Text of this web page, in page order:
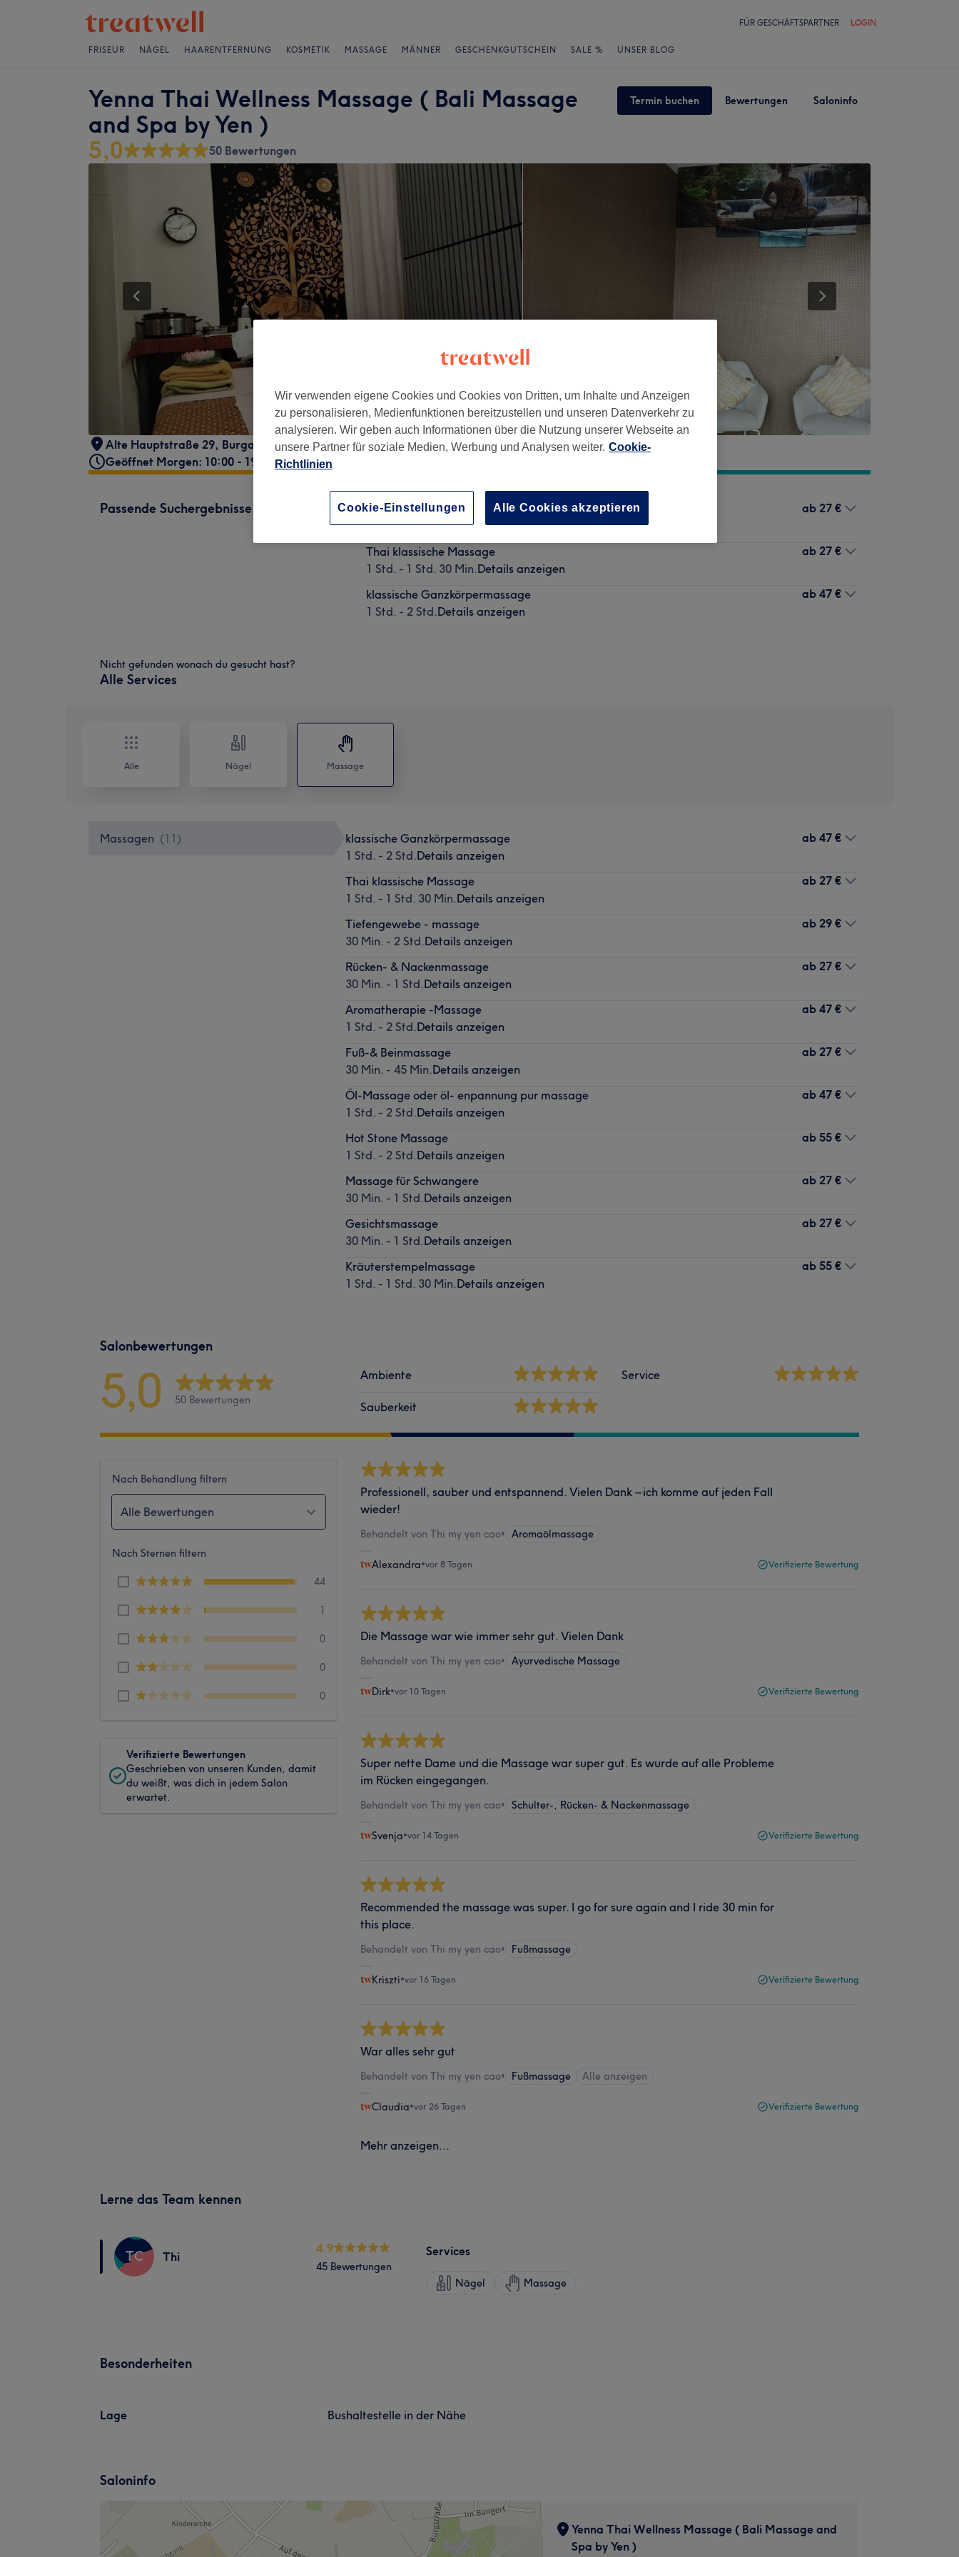
FÜR GESCHÄFTSPARTNER LOGIN
FRISEUR NÄGEL HAARENTFERNUNG KOSMETIK MASSAGE MÄNNER GESCHENKGUTSCHEIN SALE % UNSER BLOG
Yenna Thai Wellness Massage ( Bali Massage
and Spa by Yen )
Termin buchen Bewertungen Saloninfo
5,0 50 Bewertungen
Alte Hauptstraße 29, Burgaltendorf, Essen, 45289
Geöffnet Morgen: 10:00 - 19:00
Passende Suchergebnisse
Rücken- & Nackenmassage
30 Min. - 1 Std.Details anzeigen
ab 27 €
Thai klassische Massage
1 Std. - 1 Std. 30 Min.Details anzeigen
ab 27 €
klassische Ganzkörpermassage
1 Std. - 2 Std.Details anzeigen
ab 47 €
Nicht gefunden wonach du gesucht hast?
Alle Services
Alle Nägel Massage
Massagen (11 )
klassische Ganzkörpermassage
1 Std. - 2 Std.Details anzeigen
ab 47 €
Thai klassische Massage
1 Std. - 1 Std. 30 Min.Details anzeigen
ab 27 €
Tiefengewebe - massage
30 Min. - 2 Std.Details anzeigen
ab 29 €
Rücken- & Nackenmassage
30 Min. - 1 Std.Details anzeigen
ab 27 €
Aromatherapie -Massage
1 Std. - 2 Std.Details anzeigen
ab 47 €
Fuß-& Beinmassage
30 Min. - 45 Min.Details anzeigen
ab 27 €
Öl-Massage oder öl- enpannung pur massage
1 Std. - 2 Std.Details anzeigen
ab 47 €
Hot Stone Massage
1 Std. - 2 Std.Details anzeigen
ab 55 €
Massage für Schwangere
30 Min. - 1 Std.Details anzeigen
ab 27 €
Gesichtsmassage
30 Min. - 1 Std.Details anzeigen
ab 27 €
Kräuterstempelmassage
1 Std. - 1 Std. 30 Min.Details anzeigen
ab 55 €
Salonbewertungen
5,0 50 Bewertungen
Ambiente
Sauberkeit
Service
Nach Behandlung filtern
Alle Bewertungen
Nach Sternen filtern
44
1
0
0
0
Verifizierte Bewertungen
Geschrieben von unseren Kunden, damit
du weißt, was dich in jedem Salon
erwartet.
Professionell, sauber und entspannend. Vielen Dank – ich komme auf jeden Fall
wieder!
Behandelt von Thi my yen cao• Aromaölmassage
Alexandra•vor 8 Tagen Verifizierte Bewertung
Die Massage war wie immer sehr gut. Vielen Dank
Behandelt von Thi my yen cao• Ayurvedische Massage
Dirk•vor 10 Tagen Verifizierte Bewertung
Super nette Dame und die Massage war super gut. Es wurde auf alle Probleme
im Rücken eingegangen.
Behandelt von Thi my yen cao• Schulter-, Rücken- & Nackenmassage
Svenja•vor 14 Tagen Verifizierte Bewertung
Recommended the massage was super. I go for sure again and I ride 30 min for
this place.
Behandelt von Thi my yen cao• Fußmassage
Kriszti•vor 16 Tagen Verifizierte Bewertung
War alles sehr gut
Behandelt von Thi my yen cao• Fußmassage Alle anzeigen
Claudia•vor 26 Tagen Verifizierte Bewertung
Mehr anzeigen...
Lerne das Team kennen
TC Thi
4.9
45 Bewertungen
Services
Nägel Massage
Besonderheiten
Lage Bushaltestelle in der Nähe
Saloninfo
Yenna Thai Wellness Massage ( Bali Massage and
Spa by Yen )
Wir verwenden eigene Cookies und Cookies von Dritten, um Inhalte und Anzeigen
zu personalisieren, Medienfunktionen bereitzustellen und unseren Datenverkehr zu
analysieren. Wir geben auch Informationen über die Nutzung unserer Webseite an
unsere Partner für soziale Medien, Werbung und Analysen weiter. Cookie-
Richtlinien
Cookie-Einstellungen Alle Cookies akzeptieren